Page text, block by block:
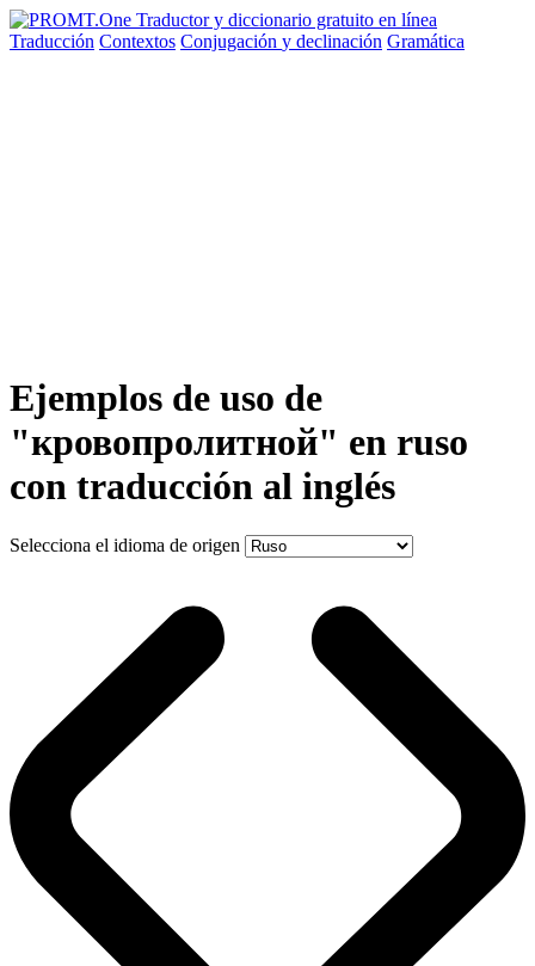
Traducción Contextos Conjugación y declinación Gramática
Ejemplos de uso de
"кровопролитной" en ruso
con traducción al inglés
Selecciona el idioma de origen